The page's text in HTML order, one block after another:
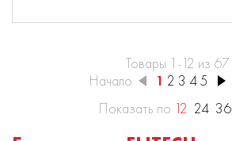
Товары 1-12 из 67
Начало
1 2 3 45
Показать по 12 24 36